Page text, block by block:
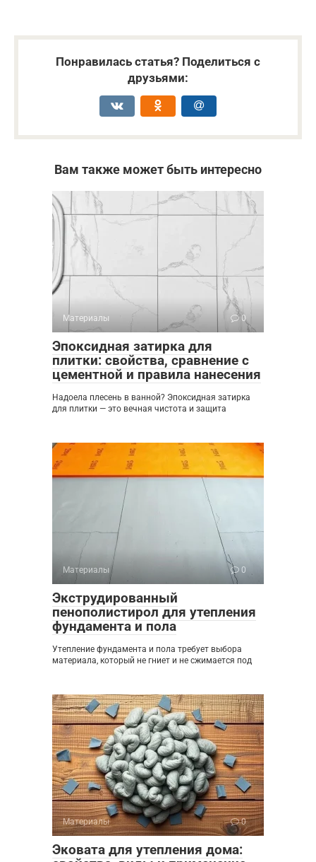
Понравилась статья? Поделиться с
друзьями:
Вам также может быть интересно
Материалы 0
Эпоксидная затирка для
плитки: свойства, сравнение с
цементной и правила нанесения
Надоела плесень в ванной? Эпоксидная затирка
для плитки — это вечная чистота и защита
Материалы 0
Экструдированный
пенополистирол для утепления
фундамента и пола
Утепление фундамента и пола требует выбора
материала, который не гниет и не сжимается под
Материалы 0
Эковата для утепления дома: